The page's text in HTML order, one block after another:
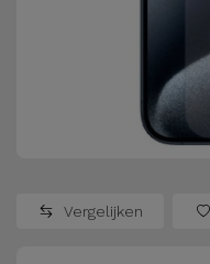
Oppo
Refurbished
Refurbished
Schermbeschermers
Vergelijken